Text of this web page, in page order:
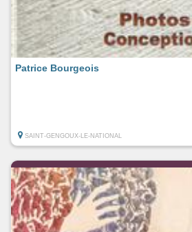
Patrice Bourgeois
SAINT-GENGOUX-LE-NATIONAL